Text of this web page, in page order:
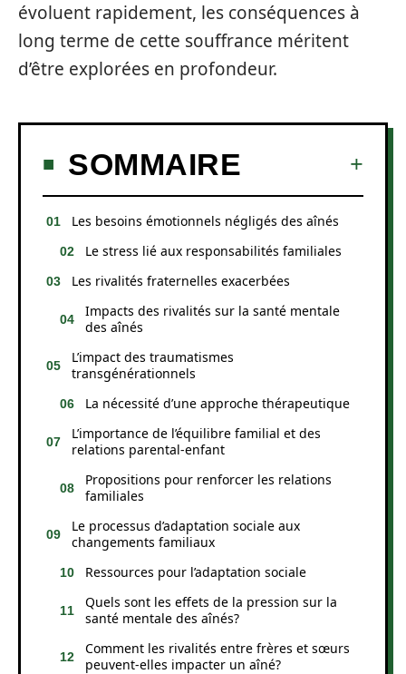
évoluent rapidement, les conséquences à
long terme de cette souffrance méritent
d’être explorées en profondeur.
SOMMAIRE
Les besoins émotionnels négligés des aînés
Le stress lié aux responsabilités familiales
Les rivalités fraternelles exacerbées
Impacts des rivalités sur la santé mentale
des aînés
L’impact des traumatismes
transgénérationnels
La nécessité d’une approche thérapeutique
L’importance de l’équilibre familial et des
relations parental-enfant
Propositions pour renforcer les relations
familiales
Le processus d’adaptation sociale aux
changements familiaux
Ressources pour l’adaptation sociale
Quels sont les effets de la pression sur la
santé mentale des aînés?
Comment les rivalités entre frères et sœurs
peuvent-elles impacter un aîné?